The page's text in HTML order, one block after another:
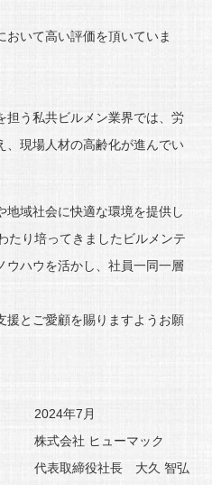
おいて高い評価を頂いていま
う私共ビルメン業界では、労
、現場人材の高齢化が進んでい
域社会に快適な環境を提供し
たり培ってきましたビルメンテ
ウハウを活かし、社員一同一層
援とご愛顧を賜りますようお願
2024年7月
株式会社 ヒューマック
代表取締役社長 大久 智弘